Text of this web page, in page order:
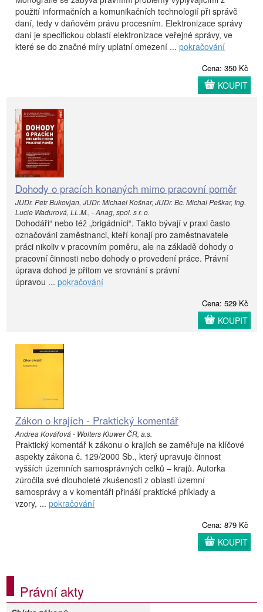
použití informačních a komunikačních technologií při správě
daní, tedy v daňovém právu procesním. Elektronizace správy
daní je specifickou oblastí elektronizace veřejné správy, ve
které se do značné míry uplatní omezení ... pokračování
Cena: 350 Kč
KOUPIT
Dohody o pracích konaných mimo pracovní poměr
JUDr. Petr Bukovjan, JUDr. Michael Košnar, JUDr. Bc. Michal Peškar, Ing.
Lucie Wadurová, LL.M., - Anag, spol. s r. o.
Dohodáři“ nebo též „brigádníci“. Takto bývají v praxi často
označováni zaměstnanci, kteří konají pro zaměstnavatele
práci nikoliv v pracovním poměru, ale na základě dohody o
pracovní činnosti nebo dohody o provedení práce. Právní
úprava dohod je přitom ve srovnání s právní
úpravou ... pokračování
Cena: 529 Kč
KOUPIT
Zákon o krajích - Praktický komentář
Andrea Kovářová - Wolters Kluwer ČR, a.s.
Praktický komentář k zákonu o krajích se zaměřuje na klíčové
aspekty zákona č. 129/2000 Sb., který upravuje činnost
vyšších územních samosprávných celků – krajů. Autorka
zúročila své dlouholeté zkušenosti z oblasti územní
samosprávy a v komentáři přináší praktické příklady a
vzory, ... pokračování
Cena: 879 Kč
KOUPIT
Právní akty